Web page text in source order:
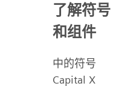
了解符号
和组件
中的符号
Capital X